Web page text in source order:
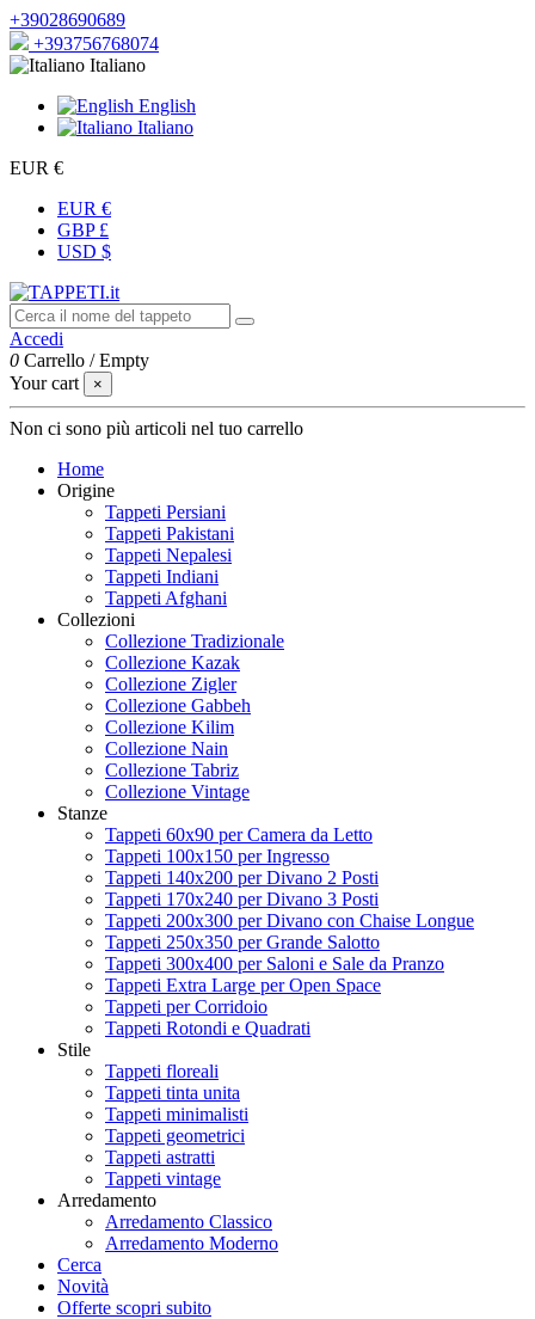
+39028690689
+393756768074
Italiano
English
Italiano
EUR €
EUR €
GBP £
USD $
Accedi
0 Carrello /Empty
Your cart
×
Non ci sono più articoli nel tuo carrello
Home
Origine
Tappeti Persiani
Tappeti Pakistani
Tappeti Nepalesi
Tappeti Indiani
Tappeti Afghani
Collezioni
Collezione Tradizionale
Collezione Kazak
Collezione Zigler
Collezione Gabbeh
Collezione Kilim
Collezione Nain
Collezione Tabriz
Collezione Vintage
Stanze
Tappeti 60x90 per Camera da Letto
Tappeti 100x150 per Ingresso
Tappeti 140x200 per Divano 2 Posti
Tappeti 170x240 per Divano 3 Posti
Tappeti 200x300 per Divano con Chaise Longue
Tappeti 250x350 per Grande Salotto
Tappeti 300x400 per Saloni e Sale da Pranzo
Tappeti Extra Large per Open Space
Tappeti per Corridoio
Tappeti Rotondi e Quadrati
Stile
Tappeti floreali
Tappeti tinta unita
Tappeti minimalisti
Tappeti geometrici
Tappeti astratti
Tappeti vintage
Arredamento
Arredamento Classico
Arredamento Moderno
Cerca
Novità
Offerte scopri subito